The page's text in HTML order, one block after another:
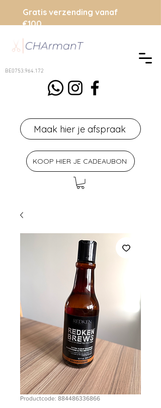
BE0753.964.172
Maak hier je afspraak
KOOP HIER JE CADEAUBON
Gratis verzending vanaf
€100
Productcode: 884486336866